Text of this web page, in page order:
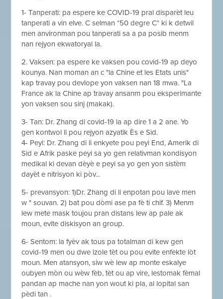
1- Tanperati: pa espere ke COVID-19 pral disparèt leu
tanperati a vin elve. C selman *50 degre C* ki k detwil
men anvironman pou tanperati sa a pa posib menm
nan rejyon ekwatoryal la.
2. Vaksen: pa espere ke vaksen pou covid-19 ap deyo
kounya. Nan moman an c "la Chine et les Etats unis"
kap travay pou devlope yon vaksen nan 18 mwa. "La
France ak la Chine ap travay ansanm pou eksperimante
yon vaksen sou sinj (makak).
3- Tan: Dr. Zhang di covid-19 la ap dire 1 a 2 ane. Yo
gen kontwol li pou rejyon azyatik Ès e Sid.
4- Peyi: Dr. Zhang di li enkyete pou peyi End, Amerik di
Sid e Afrik paske peyi sa yo gen relativman kondisyon
medikal ki devan dèyè e peyi sa yo gen yon sistèm
dayèt e nitrisyon ki pòv...
5- prevansyon: 1)Dr. Zhang di li enpotan pou lave men
w " souvan. 2) bat pou dòmi ase pa fè ti chif. 3) Menm
lew mete mask toujou pran distans lew ap pale ak
moun, evite diskisyon an group.
6- Sentom: la fyèv ak tous pa totalman di kew gen
covid-19 men ou dwe izole tèt ou pou evite enfekte lòt
moun. Men atansyon, siw wè lew ap monte eskalye
oubyen mòn ou wèw fèb, tèt ou ap vire, lestomak fèmal
pandan ap mache nan yon wout ki pla, al lopital san
pèdi tan .